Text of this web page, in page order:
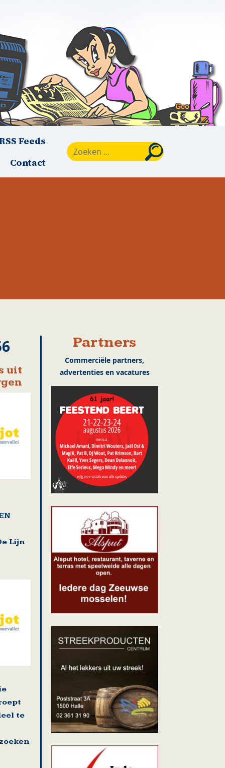
Feeds
Contact
uit
Lijn
te
Partners
Commerciële partners,
advertenties en vacatures